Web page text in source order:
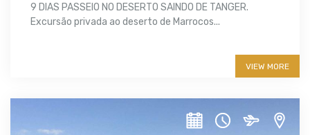
9 DIAS PASSEIO NO DESERTO SAINDO DE TANGER.
Excursão privada ao deserto de Marrocos...
VIEW MORE